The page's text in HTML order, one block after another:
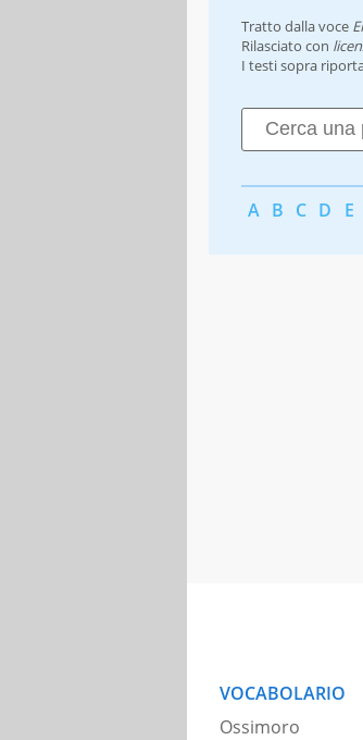
Tratto dalla voce
Rilasciato con
I testi sopra
A B C D E
VOCABOLARIO
Ossimoro